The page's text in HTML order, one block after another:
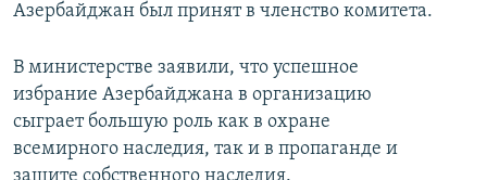
Азербайджан был принят в членство комитета.
В министерстве заявили, что успешное
избрание Азербайджана в организацию
сыграет большую роль как в охране
всемирного наследия, так и в пропаганде и